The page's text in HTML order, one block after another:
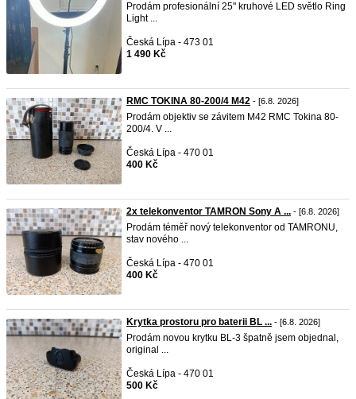
Prodám profesionální 25" kruhové LED světlo Ring
Light ...
Česká Lípa - 473 01
1 490 Kč
RMC TOKINA 80-200/4 M42 - [6.8. 2026]
Prodám objektiv se závitem M42 RMC Tokina 80-
200/4. V ...
Česká Lípa - 470 01
400 Kč
2x telekonventor TAMRON Sony A ... - [6.8. 2026]
Prodám téměř nový telekonventor od TAMRONU,
stav nového ...
Česká Lípa - 470 01
400 Kč
Krytka prostoru pro baterii BL ... - [6.8. 2026]
Prodám novou krytku BL-3 špatně jsem objednal,
original ...
Česká Lípa - 470 01
500 Kč